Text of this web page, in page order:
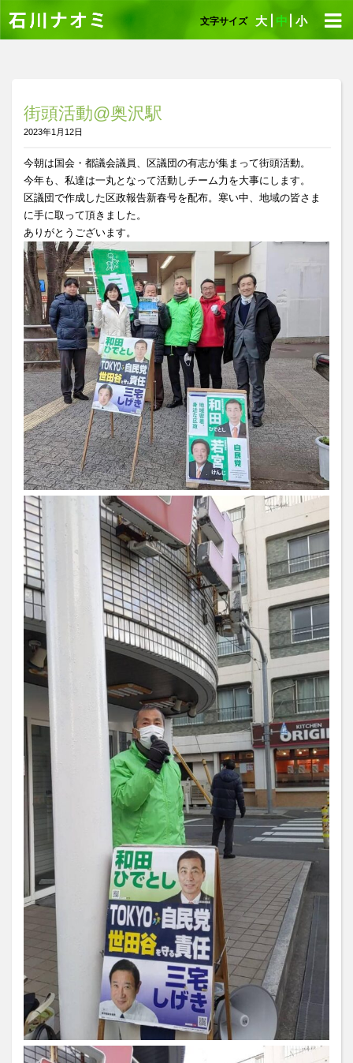
文字サイズ 大 中 小
街頭活動@奥沢駅
2023年1月12日
今朝は国会・都議会議員、区議団の有志が集まって街頭活動。
今年も、私達は一丸となって活動しチーム力を大事にします。
区議団で作成した区政報告新春号を配布。寒い中、地域の皆さま
に手に取って頂きました。
ありがとうございます。